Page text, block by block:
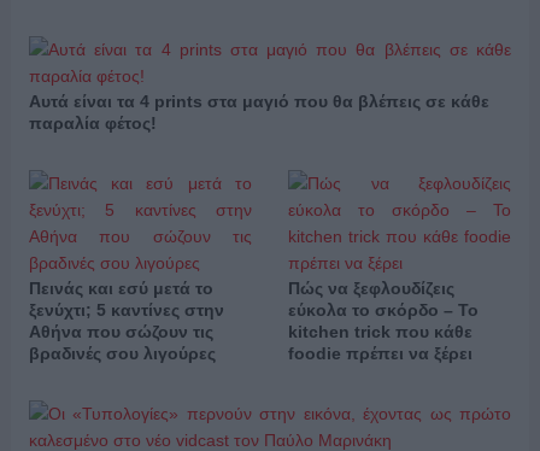
Αυτά είναι τα 4 prints στα μαγιό που θα βλέπεις σε κάθε
παραλία φέτος!
Πεινάς και εσύ μετά το
ξενύχτι; 5 καντίνες στην
Αθήνα που σώζουν τις
βραδινές σου λιγούρες
Πώς να ξεφλουδίζεις
εύκολα το σκόρδο – Το
kitchen trick που κάθε
foodie πρέπει να ξέρει